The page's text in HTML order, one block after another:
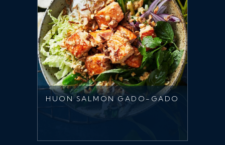
HUON SALMON GADO-GADO